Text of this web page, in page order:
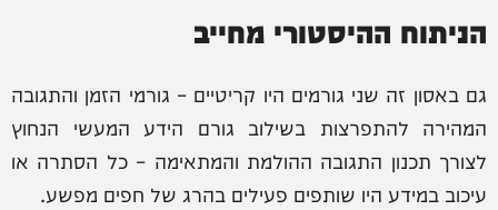
הניתוח ההיסטורי מחייב
גם באסון זה שני גורמים היו קריטיים – גורמי הזמן והתגובה
המהירה להתפרצות בשילוב גורם הידע המעשי הנחוץ
לצורך תכנון התגובה ההולמת והמתאימה – כל הסתרה או
עיכוב במידע היו שותפים פעילים בהרג של חפים מפשע.